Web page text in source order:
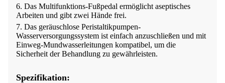
6. Das Multifunktions-Fußpedal ermöglicht aseptisches
Arbeiten und gibt zwei Hände frei.
7. Das geräuschlose Peristaltikpumpen-
Wasserversorgungssystem ist einfach anzuschließen und mit
Einweg-Mundwasserleitungen kompatibel, um die
Sicherheit der Behandlung zu gewährleisten.
Spezifikation: